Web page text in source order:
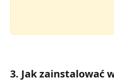
3. Jak zainstalować